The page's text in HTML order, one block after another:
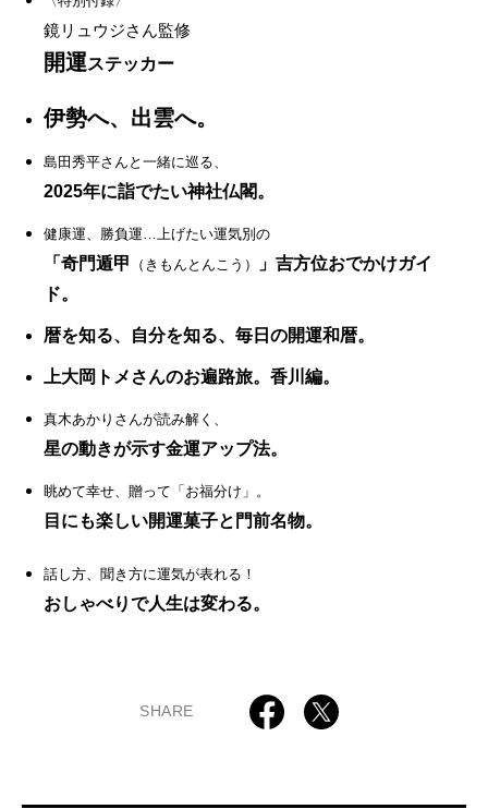
鏡リュウジさん監修
開運ステッカー
伊勢へ、出雲へ。
島田秀平さんと一緒に巡る、
2025年に詣でたい神社仏閣。
健康運、勝負運…上げたい運気別の
「奇門遁甲 （きもんとんこう）
」吉方位おでかけガイ
ド。
暦を知る、自分を知る、毎日の開運和暦。
上大岡トメさんのお遍路旅。香川編。
真木あかりさんが読み解く、
星の動きが示す金運アップ法。
眺めて幸せ、贈って「お福分け」。
目にも楽しい開運菓子と門前名物。
話し方、聞き方に運気が表れる！
おしゃべりで人生は変わる。
SHARE